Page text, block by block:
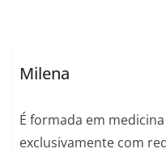
Milena
É formada em
exclusivamente com